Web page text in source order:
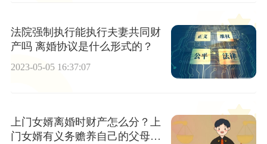
法院强制执行能执行夫妻共同财
产吗 离婚协议是什么形式的？
2023-05-05 16:37:07
上门女婿离婚时财产怎么分？上
门女婿有义务赡养自己的父母